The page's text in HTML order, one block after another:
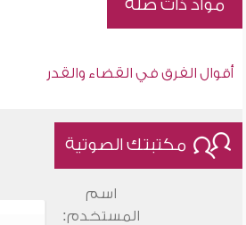
مواد ذات صلة
أقوال الفرق في القضاء والقدر
مكتبتك الصوتية
اسم
المستخدم: